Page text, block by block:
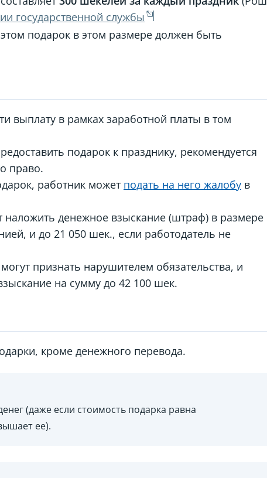
государственной службы
подарок в этом размере должен быть
выплату в рамках заработной платы в том
подарок к празднику, рекомендуется
право.
работник может подать на него жалобу в
денежное взыскание (штраф) в размере
и до 21 050 шек., если работодатель не
признать нарушителем обязательства, и
на сумму до 42 100 шек.
кроме денежного перевода.
(даже если стоимость подарка равна
ее).